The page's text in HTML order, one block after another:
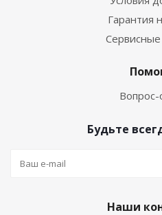
Гарантия
Вопрос-
Будьте
Наши